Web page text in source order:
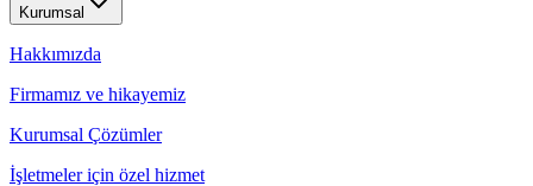
Kurumsal
Hakkımızda
Firmamız ve hikayemiz
Kurumsal Çözümler
İşletmeler için özel hizmet